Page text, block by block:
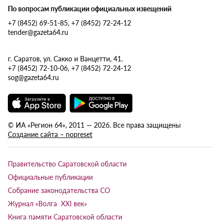
По вопросам публикации официальных извещений
+7 (8452) 69-51-85, +7 (8452) 72-24-12
tender@gazeta64.ru
г. Саратов, ул. Сакко и Ванцетти, 41.
+7 (8452) 72-10-06, +7 (8452) 72-24-12
sog@gazeta64.ru
© ИА «Регион 64», 2011 — 2026. Все права защищены
Создание сайта – nopreset
Правительство Саратовской области
Официальные публикации
Собрание законодательства СО
Журнал «Волга XXI век»
Книга памяти Саратовской области